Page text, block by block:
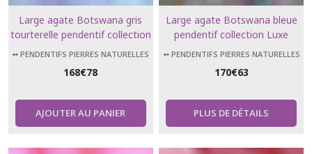
Large agate Botswana gris
tourterelle pendentif collection
Luxe
➻ PENDENTIFS PIERRES NATURELLES
168€78
AJOUTER AU PANIER
Large agate Botswana bleue
pendentif collection Luxe
➻ PENDENTIFS PIERRES NATURELLES
170€63
PLUS DE DÉTAILS